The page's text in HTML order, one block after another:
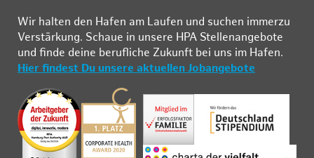
Wir hal­ten den Ha­fen am Lau­fen und su­chen im­mer­zu
Ver­stär­kung. Schau­e in un­se­re HPA Stel­len­an­ge­bo­te
und fin­de deine be­ruf­li­che Zu­kunft bei uns im Ha­fen.
Hier findest Du unsere aktuellen Jobangebote